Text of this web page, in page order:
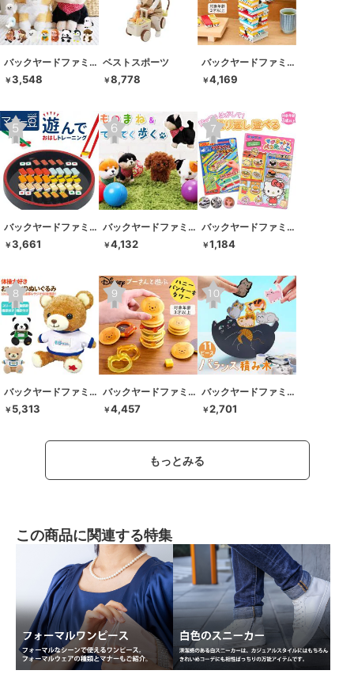
バックヤードファミリー
￥3,548
ベストスポーツ
￥8,778
バックヤードファミリー
￥4,169
バックヤードファミリー
￥3,661
バックヤードファミリー
￥4,132
バックヤードファミリー
￥1,184
バックヤードファミリー
￥ 5,313
バックヤードファミリー
￥4,457
バックヤードファミリー
￥2,701
もっとみる
この商品に関連する特集